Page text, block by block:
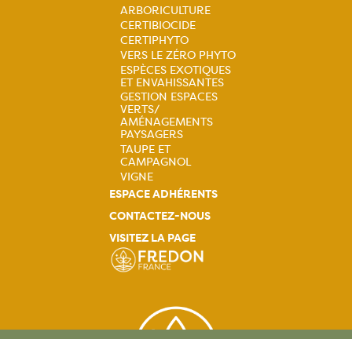
Navigation
principale
ARBORICULTURE
CERTIBIOCIDE
CERTIPHYTO
VERS LE ZÉRO PHYTO
ESPÈCES EXOTIQUES
ET ENVAHISSANTES
GESTION ESPACES
VERTS/
AMÉNAGEMENTS
PAYSAGERS
TAUPE ET
CAMPAGNOL
VIGNE
ESPACE ADHÉRENTS
CONTACTEZ-NOUS
VISITEZ LA PAGE